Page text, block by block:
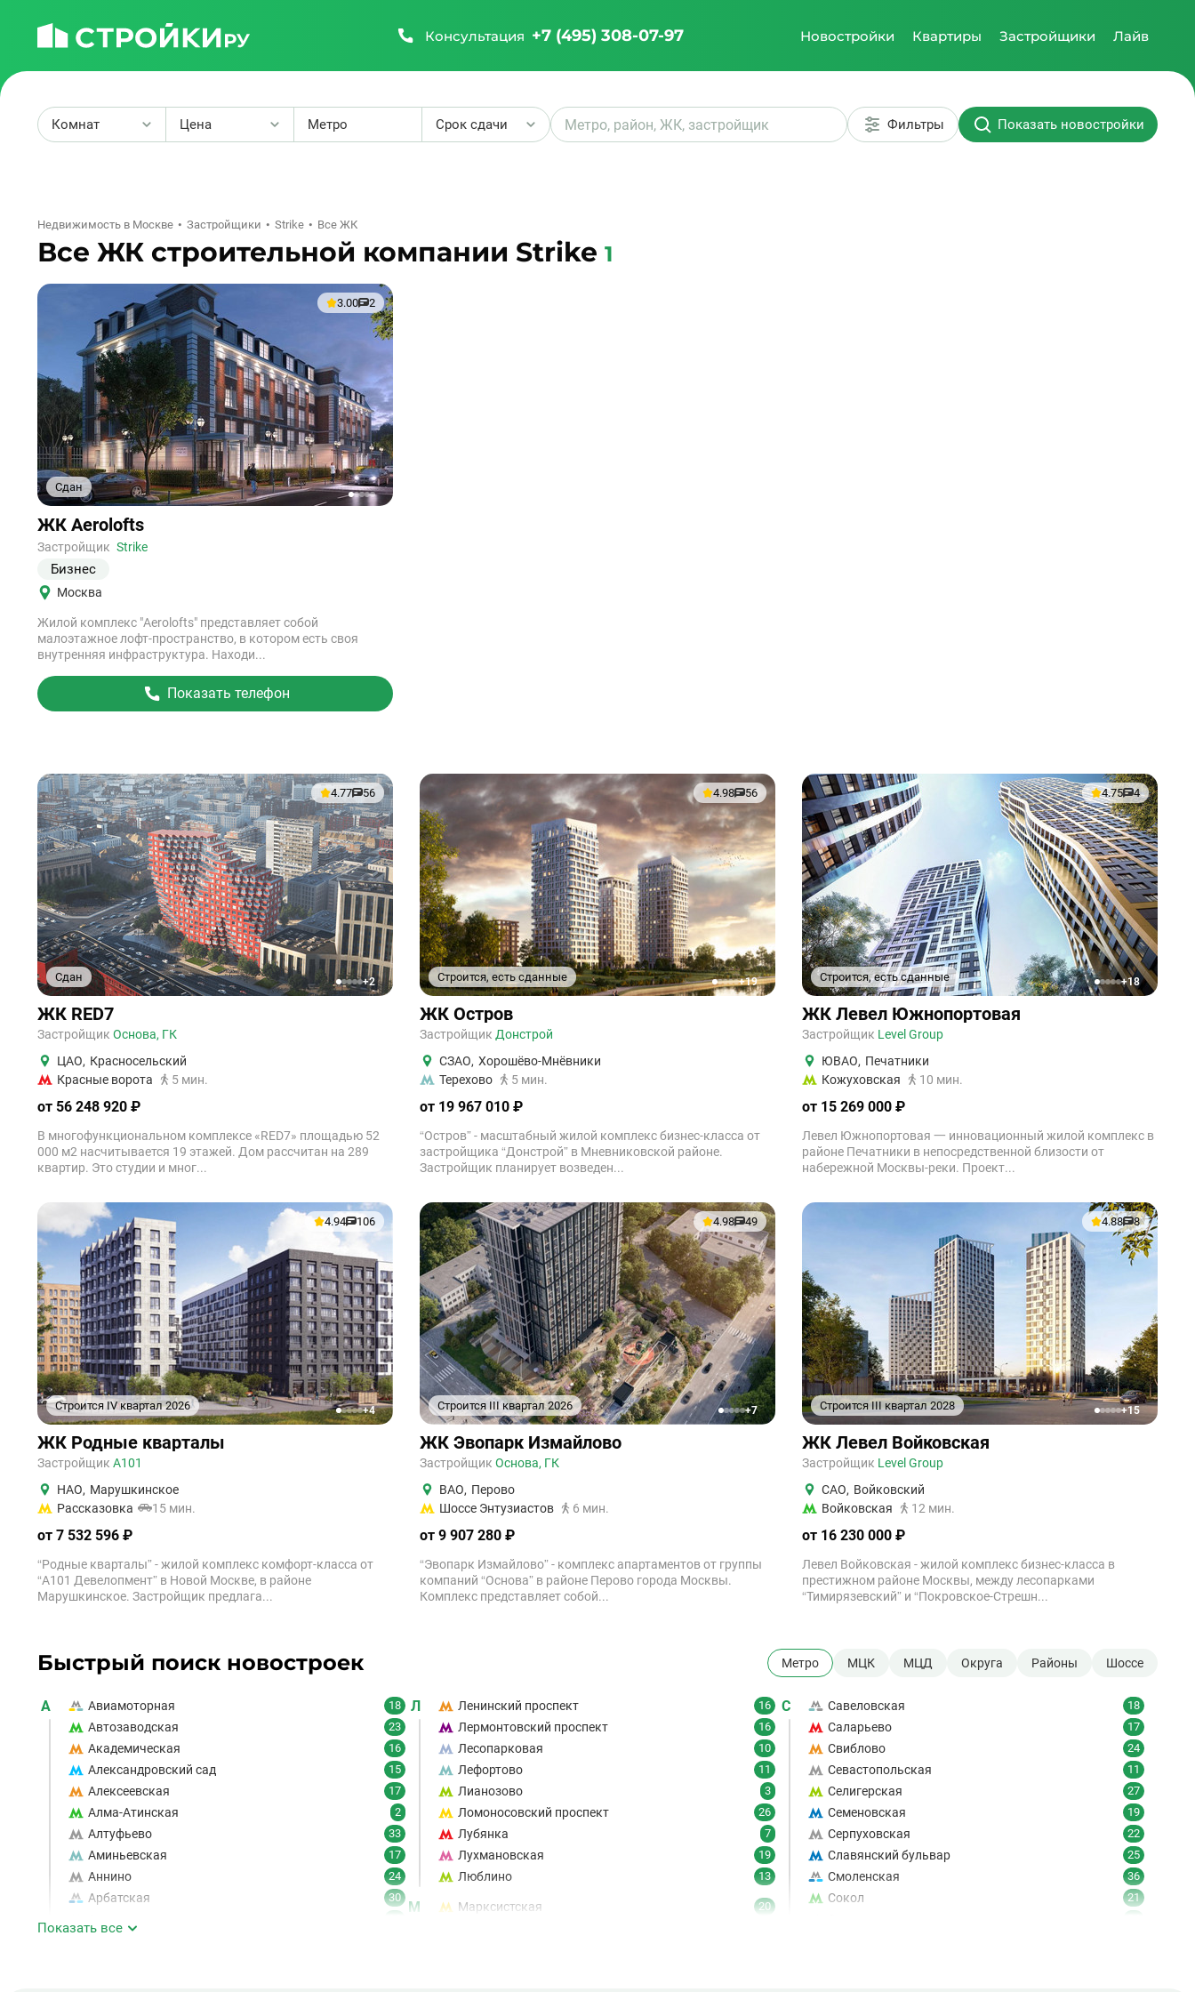
Консультация +7 (495) 308-07-97 Новостройки Квартиры Застройщики Лайв
Комнат Цена
₽
Метро Срок сдачи Фильтры Показать новостройки
Недвижимость в Москве Застройщики Strike Все ЖК
Все ЖК строительной компании Strike 1
Сдан
3.00 2
12345
Ссылка
на
объект
ЖК Aerolofts
Застройщик Strike
Бизнес
Москва
Жилой комплекс "Aerolofts" представляет собой
малоэтажное лофт-пространство, в котором есть своя
внутренняя инфраструктура. Находи...
Показать телефон
Сдан
4.77 56
12345+2
ЖК RED7
Застройщик Основа, ГК
ЦАО, Красносельский
Красные ворота
5 мин.
от 56 248 920 ₽
В многофункциональном комплексе «RED7» площадью 52
000 м2 насчитывается 19 этажей. Дом рассчитан на 289
квартир. Это студии и мног...
Строится, есть сданные
4.98 56
12345+19
ЖК Остров
Застройщик Донстрой
СЗАО, Хорошёво-Мнёвники
Терехово
5 мин.
от 19 967 010 ₽
“Остров” - масштабный жилой комплекс бизнес-класса от
застройщика “Донстрой” в Мневниковской районе.
Застройщик планирует возведен...
Строится, есть сданные
4.75 4
12345+18
ЖК Левел Южнопортовая
Застройщик Level Group
ЮВАО, Печатники
Кожуховская
10 мин.
от 15 269 000 ₽
Левел Южнопортовая 一 инновационный жилой комплекс в
районе Печатники в непосредственной близости от
набережной Москвы-реки. Проект...
Строится IV квартал 2026
4.94 106
12345+4
ЖК Родные кварталы
Застройщик А101
НАО, Марушкинское
Рассказовка
15 мин.
от 7 532 596 ₽
“Родные кварталы” - жилой комплекс комфорт-класса от
“А101 Девелопмент” в Новой Москве, в районе
Марушкинское. Застройщик предлага...
Строится III квартал 2026
4.98 49
12345+7
ЖК Эвопарк Измайлово
Застройщик Основа, ГК
ВАО, Перово
Шоссе Энтузиастов
6 мин.
от 9 907 280 ₽
“Эвопарк Измайлово” - комплекс апартаментов от группы
компаний “Основа” в районе Перово города Москвы.
Комплекс представляет собой...
Строится III квартал 2028
4.88 8
12345+15
ЖК Левел Войковская
Застройщик Level Group
САО, Войковский
Войковская
12 мин.
от 16 230 000 ₽
Левел Войковская - жилой комплекс бизнес-класса в
престижном районе Москвы, между лесопарками
“Тимирязевский” и “Покровское-Стрешн...
Быстрый поиск новостроек Метро МЦК МЦД Округа Районы Шоссе
А Авиамоторная 18
Автозаводская 23
Академическая 16
Александровский сад 15
Алексеевская 17
Алма-Атинская 2
Алтуфьево 33
Аминьевская 17
Аннино 24
Арбатская 30
Л Ленинский проспект 16
Лермонтовский проспект 16
Лесопарковая 10
Лефортово 11
Лианозово 3
Ломоносовский проспект 26
Лубянка 7
Лухмановская 19
Люблино 13
М Марксистская 20
С Савеловская 18
Саларьево 17
Свиблово 24
Севастопольская 11
Селигерская 27
Семеновская 19
Серпуховская 22
Славянский бульвар 25
Смоленская 36
Сокол 21
Показать все